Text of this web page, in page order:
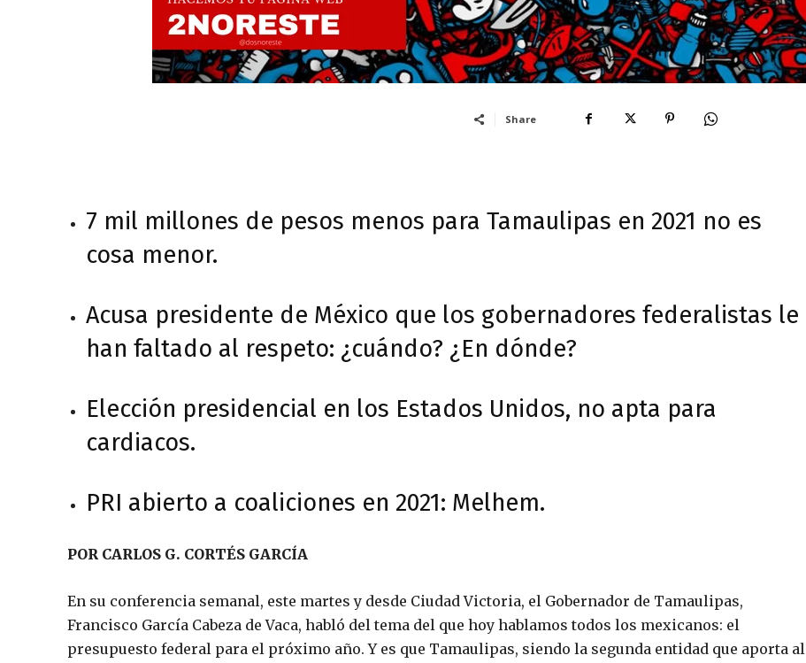
Share
7 mil millones de pesos menos para Tamaulipas en 2021 no es
cosa menor.
Acusa presidente de México que los gobernadores federalistas le
han faltado al respeto: ¿cuándo? ¿En dónde?
Elección presidencial en los Estados Unidos, no apta para
cardiacos.
PRI abierto a coaliciones en 2021: Melhem.
POR CARLOS G. CORTÉS GARCÍA
En su conferencia semanal, este martes y desde Ciudad Victoria, el Gobernador de Tamaulipas,
Francisco García Cabeza de Vaca, habló del tema del que hoy hablamos todos los mexicanos: el
presupuesto federal para el próximo año. Y es que Tamaulipas, siendo la segunda entidad que aporta al